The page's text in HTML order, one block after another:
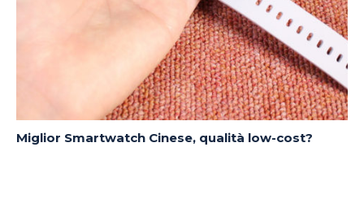
Miglior Smartwatch Cinese, qualità low-cost?